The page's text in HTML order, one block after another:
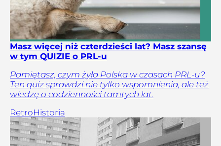
Masz więcej niż czterdzieści lat? Masz szansę
w tym QUIZIE o PRL-u
Pamiętasz, czym żyła Polska w czasach PRL-u?
Ten quiz sprawdzi nie tylko wspomnienia, ale też
wiedzę o codzienności tamtych lat.
RetroHistoria